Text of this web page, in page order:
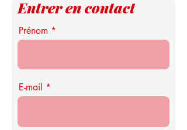
Entrer en contact
Prénom
E-mail